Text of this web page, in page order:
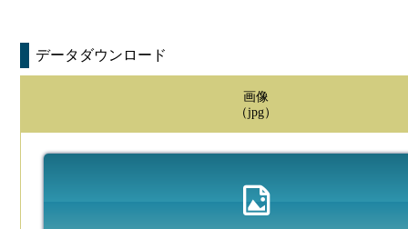
データダウンロード
画像
（jpg）